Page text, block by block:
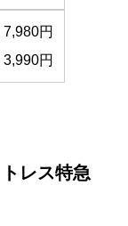
円
円
レス特急